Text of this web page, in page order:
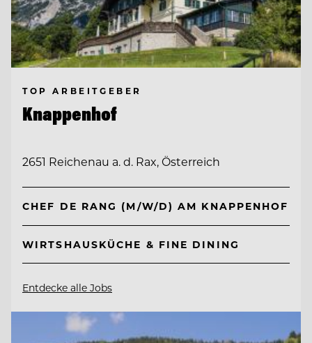
TOP ARBEITGEBER
Knappenhof
2651 Reichenau a. d. Rax, Österreich
CHEF DE RANG (M/W/D) AM KNAPPENHOF
WIRTSHAUSKÜCHE & FINE DINING
Entdecke alle Jobs